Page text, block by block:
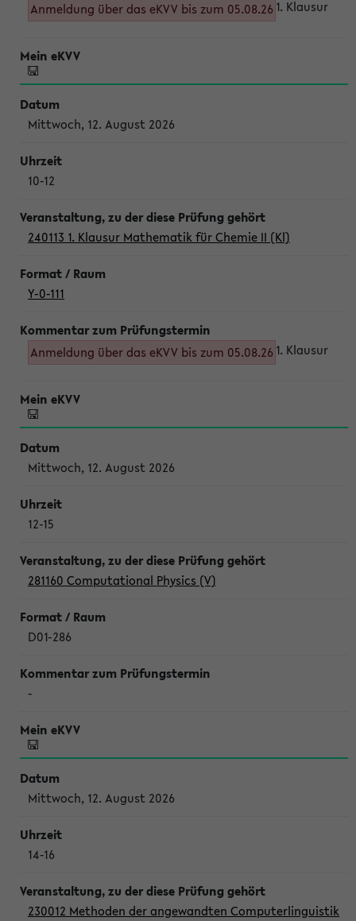
Anmeldung über das eKVV bis zum 05.08.26 1. Klausur
Mittwoch, 12. August 2026
10-12
240113 1. Klausur Mathematik für Chemie II (Kl)
Y-0-111
Anmeldung über das eKVV bis zum 05.08.26 1. Klausur
Mittwoch, 12. August 2026
12-15
281160 Computational Physics (V)
D01-286
-
Mittwoch, 12. August 2026
14-16
230012 Methoden der angewandten Computerlinguistik